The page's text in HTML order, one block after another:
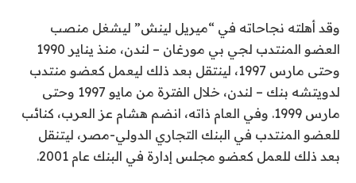
وقد أهلته نجاحاته في “ميريل لينش” ليشغل منصب
العضو المنتدب لجي بي مورغان – لندن، منذ يناير 1990
وحتى مارس 1997، لينتقل بعد ذلك ليعمل كعضو منتدب
لدويتشه بنك – لندن، خلال الفترة من مايو 1997 وحتى
مارس 1999. وفي العام ذاته، انضم هشام عز العرب، كنائب
للعضو المنتدب في البنك التجاري الدولي-مصر، ليتنقل
بعد ذلك للعمل كعضو مجلس إدارة في البنك عام 2001.